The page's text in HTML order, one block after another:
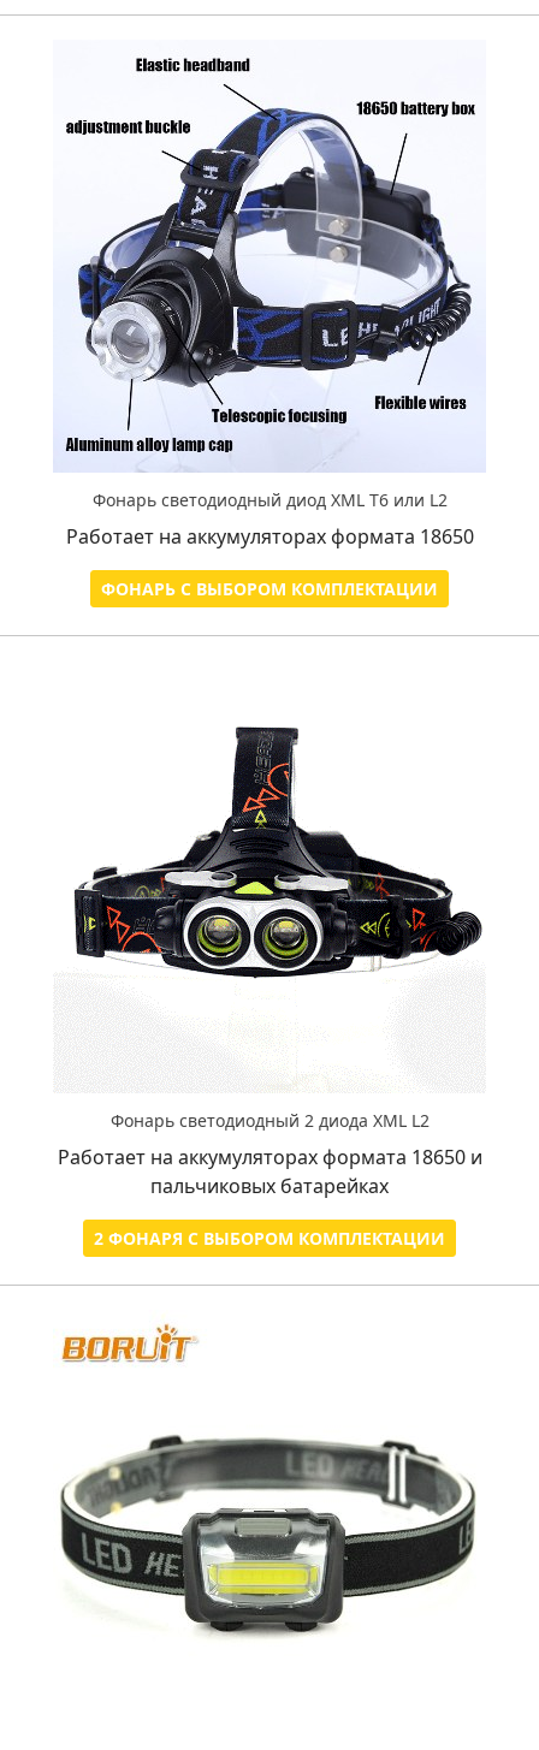
Фонарь светодиодный диод XML T6 или L2
Работает на аккумуляторах формата 18650
ФОНАРЬ С ВЫБОРОМ КОМПЛЕКТАЦИИ
Фонарь светодиодный 2 диода XML L2
Работает на аккумуляторах формата 18650 и
пальчиковых батарейках
2 ФОНАРЯ С ВЫБОРОМ КОМПЛЕКТАЦИИ